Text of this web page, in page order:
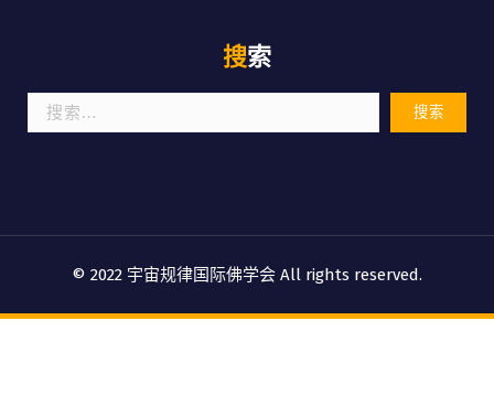
搜索
索：
© 2022 宇宙规律国际佛学会 All rights reserved.